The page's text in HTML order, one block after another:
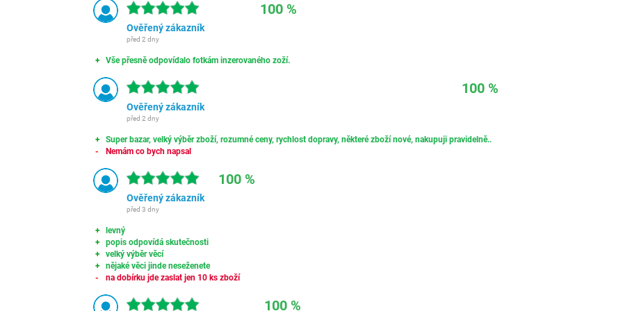
100 %
Ověřený zákazník
před 2 dny
Vše přesně odpovídalo fotkám inzerovaného zoží.
100 %
Ověřený zákazník
před 2 dny
Super bazar, velký výběr zboží, rozumné ceny, rychlost dopravy, některé zboží nové, nakupuji pravidelně..
Nemám co bych napsal
100 %
Ověřený zákazník
před 3 dny
levný
popis odpovídá skutečnosti
velký výběr věcí
nějaké věci jinde neseženete
na dobírku jde zaslat jen 10 ks zboží
100 %